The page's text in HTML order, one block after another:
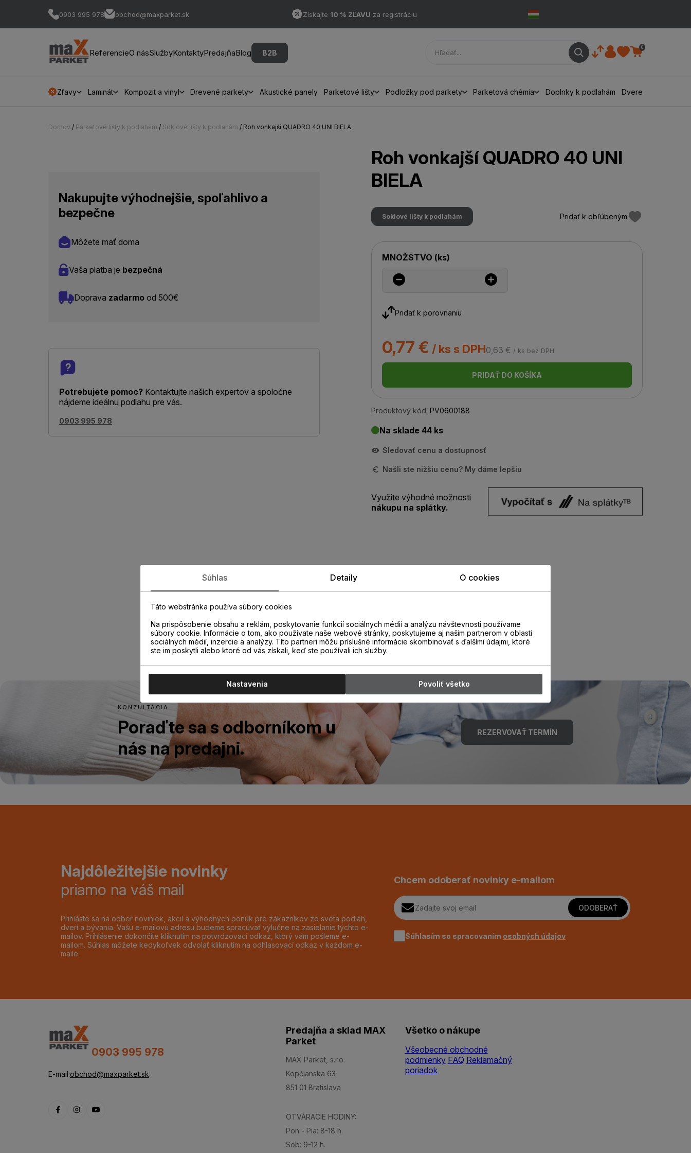
0903 995 978 obchod@maxparket.sk Získajte 10 % ZĽAVU za registráciu
ReferencieO násSlužbyKontaktyPredajňaBlog B2B
0
Zľavy Laminát Kompozit a vinyl Drevené parkety Akustické panely Parketové lišty Podložky pod parkety Parketová chémia Doplnky k podlahám Dvere
Domov / Parketové lišty k podlahám / Soklové lišty k podlahám / Roh vonkajší QUADRO 40 UNI BIELA
Nakupujte výhodnejšie, spoľahlivo a
bezpečne
Môžete mať doma
Vaša platba je bezpečná
Doprava zadarmo od 500€
Potrebujete pomoc? Kontaktujte našich expertov a spoločne
nájdeme ideálnu podlahu pre vás.
0903 995 978
Roh vonkajší QUADRO 40 UNI
BIELA
Soklové lišty k podlahám Pridať k obľúbeným
MNOŽSTVO (ks)
Pridať k porovnaniu
0,77 € / ks s DPH0,63 € / ks bez DPH
PRIDAŤ DO KOŠÍKA
Produktový kód: PV0600188
Na sklade 44 ks
Sledovať cenu a dostupnosť
Našli ste nižšiu cenu? My dáme lepšiu
Využite výhodné možnosti
nákupu na splátky.
Zistite viac o vlastnostiach
produktu
KONZULTÁCIA
Poraďte sa s odborníkom u
nás na predajni.
REZERVOVAŤ TERMÍN
Najdôležitejšie novinky
priamo na váš mail
Prihláste sa na odber noviniek, akcií a výhodných ponúk pre zákazníkov zo sveta podláh,
dverí a bývania. Vašu e-mailovú adresu budeme spracúvať výlučne na zasielanie týchto e-
mailov. Prihlásenie dokončíte kliknutím na potvrdzovací odkaz, ktorý vám pošleme e-
mailom. Súhlas môžete kedykoľvek odvolať kliknutím na odhlasovací odkaz v každom e-
maile.
Chcem odoberať novinky e-mailom
ODOBERAŤ
Súhlasím so spracovaním osobných údajov
0903 995 978
E-mail:obchod@maxparket.sk
Predajňa a sklad MAX
Parket
MAX Parket, s.r.o.
Kopčianska 63
851 01 Bratislava
OTVÁRACIE HODINY:
Pon - Pia: 8-18 h.
Sob: 9-12 h.
Všetko o nákupe
Všeobecné obchodné
podmienky FAQ Reklamačný
poriadok
Súhlas Detaily O cookies
Táto webstránka používa súbory cookies
Na prispôsobenie obsahu a reklám, poskytovanie funkcií sociálnych médií a analýzu návštevnosti používame
súbory cookie. Informácie o tom, ako používate naše webové stránky, poskytujeme aj našim partnerom v oblasti
sociálnych médií, inzercie a analýzy. Títo partneri môžu príslušné informácie skombinovať s ďalšími údajmi, ktoré
ste im poskytli alebo ktoré od vás získali, keď ste používali ich služby.
Nastavenia Povoliť všetko